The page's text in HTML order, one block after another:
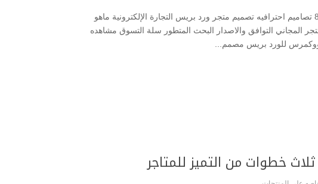
تصميم متجر ورد بريس مجاني يحتوى على 8 تصاميم احترافيه تصميم متجر ورد بريس التجارة الإلكترونية ماهو
المجاني التوافق والاصدار البحث المتطور سلة التسوق مشاهده
ووكمرس للورد بريس مصمم...
خطوات من التميز للمتاجر